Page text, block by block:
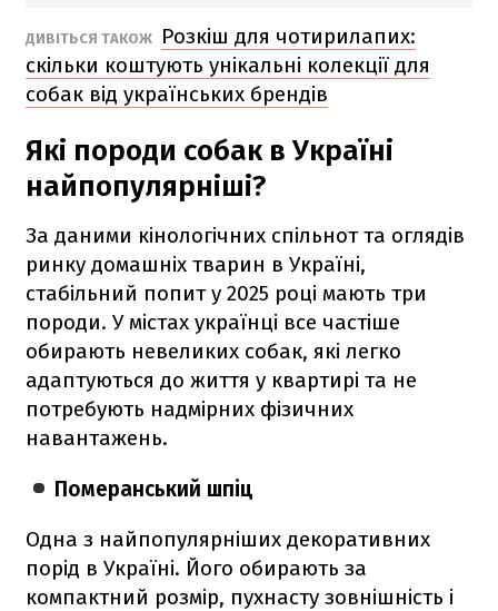
ДИВІТЬСЯ ТАКОЖ
Розкіш для чотирилапих:
скільки коштують унікальні колекції для
собак від українських брендів
Які породи собак в Україні
найпопулярніші?
За даними кінологічних спільнот та оглядів
ринку домашніх тварин в Україні,
стабільний попит у 2025 році мають три
породи. У містах українці все частіше
обирають невеликих собак, які легко
адаптуються до життя у квартирі та не
потребують надмірних фізичних
навантажень.
Померанський шпіц
Одна з найпопулярніших декоративних
порід в Україні. Його обирають за
компактний розмір, пухнасту зовнішність і